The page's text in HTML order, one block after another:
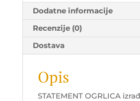
Dodatne informacije
Recenzije (0)
Dostava
Opis
STATEMENT OGRLICA